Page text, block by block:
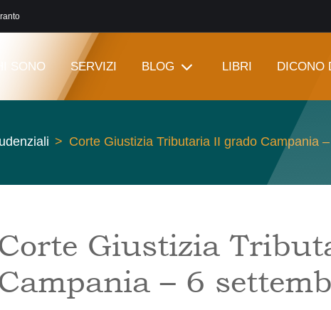
SONO SERVIZI BLOG LIBRI DICONO
Corte Giustizia Tributaria II grado Campania
Giustizia
– 6